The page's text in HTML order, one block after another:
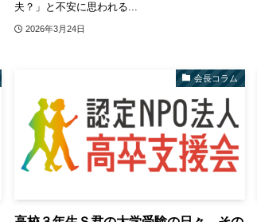
夫？」と不安に思われる...
2026年3月24日
会長コラム